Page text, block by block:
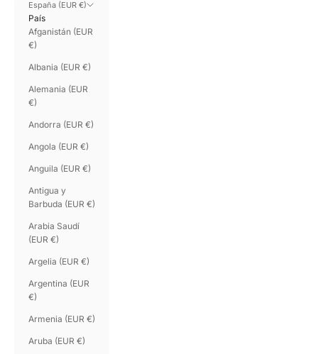
España (EUR €)
País
Afganistán (EUR
€)
Albania (EUR €)
Alemania (EUR
€)
Andorra (EUR €)
Angola (EUR €)
Anguila (EUR €)
Antigua y
Barbuda (EUR €)
Arabia Saudí
(EUR €)
Argelia (EUR €)
Argentina (EUR
€)
Armenia (EUR €)
Aruba (EUR €)